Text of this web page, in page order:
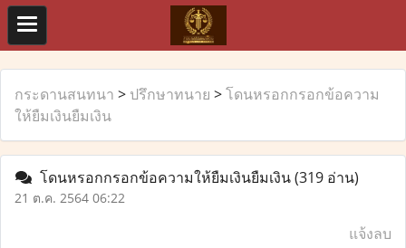
กระดานสนทนา > ปรึกษาทนาย >โดนหรอกกรอกข้อความ
ให้ยืมเงินยืมเงิน
โดนหรอกกรอกข้อความให้ยืมเงินยืมเงิน(319 อ่าน)
21 ต.ค. 2564 06:22
แจ้งลบ